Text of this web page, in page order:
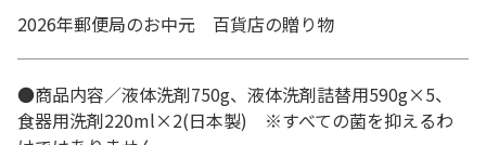
2026年郵便局のお中元 百貨店の贈り物
●商品内容／液体洗剤750g、液体洗剤詰替用590g×5、
食器用洗剤220ml×2(日本製) ※すべての菌を抑えるわ